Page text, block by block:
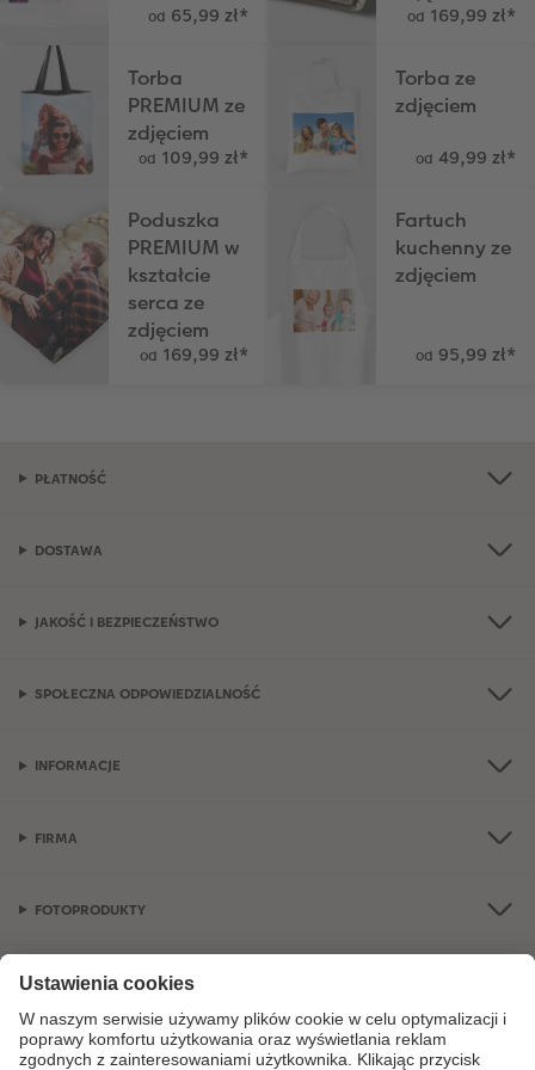
A5* pozioma
Kwadratowa mała
Kwadratowa XL
Dodatki do fotoksiążki
Zdjęcia mini
Zdjęcie w ramce
Plakat PREMIUM
Fotozestawy
Dodatki do zdjęć
Dodatki do kalendarzy
Artykuły szkolne
Fotokartki
Etui ze zdjęciem
Dla miłośników zwierząt
Tablica powitalna
hexxas
Fotoobraz na drewnie
Fotopanel
Fotoobraz wieloczęściowy
Kolaż zdjęć
Dodatki do fotoplakatów
Fotoplakat z kolażem liczbowym
od 65,99 zł* od 169,99 zł*
Torba
PREMIUM ze
zdjęciem
od 109,99 zł*
Torba ze
zdjęciem
od 49,99 zł*
Poduszka
PREMIUM w
kształcie
serca ze
zdjęciem
od 169,99 zł*
Fartuch
kuchenny ze
zdjęciem
od 95,99 zł*
PŁATNOŚĆ
DOSTAWA
JAKOŚĆ I BEZPIECZEŃSTWO
SPOŁECZNA ODPOWIEDZIALNOŚĆ
INFORMACJE
FIRMA
FOTOPRODUKTY
OKAZJE I FOTOPREZENTY